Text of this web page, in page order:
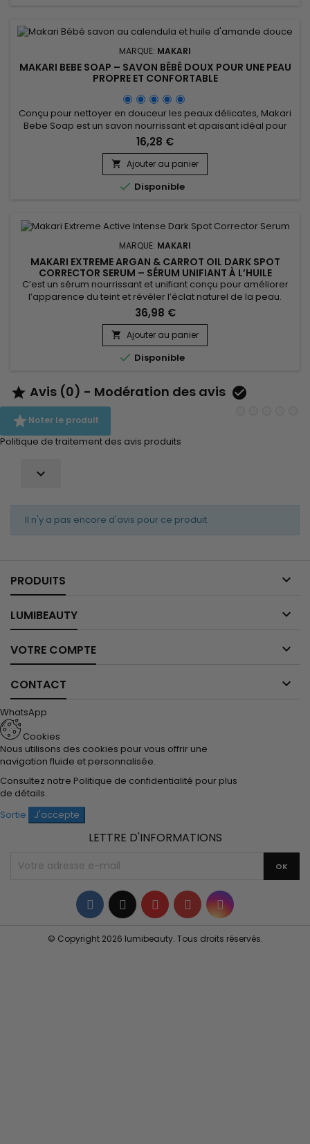
MARQUE: MAKARI
MAKARI BEBE SOAP – SAVON BÉBÉ DOUX POUR UNE PEAU
PROPRE ET CONFORTABLE
Conçu pour nettoyer en douceur les peaux délicates, Makari
Bebe Soap est un savon nourrissant et apaisant idéal pour
l’hygiène quotidienne. Sa formule associe l’extrait d’amande
douce (Prunus Amygdalus Dulcis Extract), le beurre de karité
et l’extrait de calendula pour aider à préserver l’hydratation,
adoucir la peau et améliorer le confort cutané....
16,28 €
 Ajouter au panier
 Disponible
MARQUE: MAKARI
MAKARI EXTREME ARGAN & CARROT OIL DARK SPOT
CORRECTOR SERUM – SÉRUM UNIFIANT À L’HUILE
D’ARGAN ET DE CAROTTE
C’est un sérum nourrissant et unifiant conçu pour améliorer
l’apparence du teint et révéler l’éclat naturel de la peau.
Makari Extreme Argan & Carrot Oil Serum associe l’extrait de
racine de mûrier, l’huile d’argan, l’extrait de réglisse, l’huile de
graines de carotte et la vitamine E. Cette synergie aide à
hydrater, nourrir, adoucir et...
36,98 €
 Ajouter au panier
 Disponible
 Avis (0) - Modération des avis 
Noter le produit
Politique de traitement des avis produits

Il n'y a pas encore d'avis pour ce produit.
PRODUITS 
LUMIBEAUTY 
VOTRE COMPTE 
CONTACT 
WhatsApp
Cookies
Nous utilisons des cookies pour vous offrir une
navigation fluide et personnalisée.
Consultez notre Politique de confidentialité pour plus
de détails.
Sortie
J'accepte
LETTRE D'INFORMATIONS
Facebook
TwitterYouTubePinterestInstagram
© Copyright 2026 lumibeauty. Tous droits réservés.